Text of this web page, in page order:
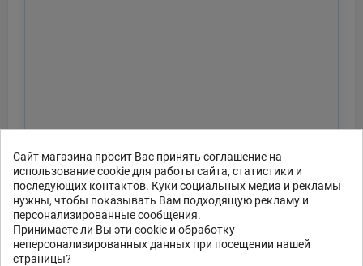
Сайт магазина просит Вас принять соглашение на
использование cookie для работы сайта, статистики и
последующих контактов. Куки социальных медиа и рекламы
нужны, чтобы показывать Вам подходящую рекламу и
персонализированные сообщения.
Принимаете ли Вы эти cookie и обработку
неперсонализированных данных при посещении нашей
страницы?